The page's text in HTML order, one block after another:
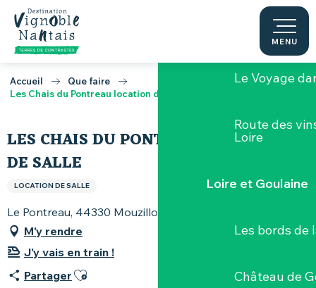
Aller
contenu
principal
MENU
Le Musée
Le Voyage
Route des
Loire
Loire et Goulaine
Les bords de
Château de
Accueil
Que faire
Les Chais du Pontreau location de salle
LES CHAIS DU PONTREAU LOCATION
DE SALLE
LOCATION DE SALLE
Le Pontreau, 44330 Mouzillon
M'y rendre
J'y vais en train !
Partager Ajouter aux favoris